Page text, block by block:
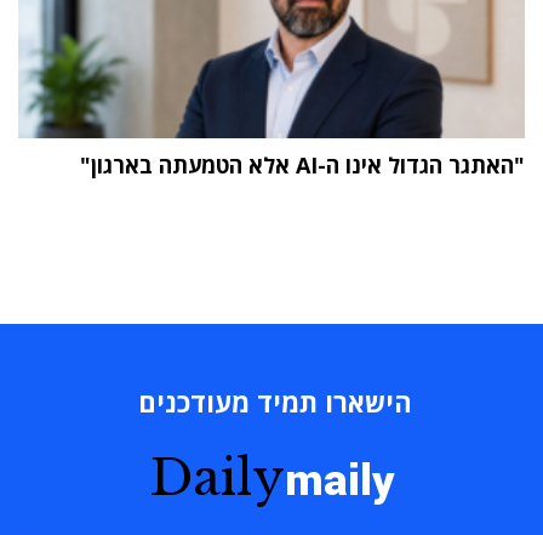
"האתגר הגדול אינו ה-AI אלא הטמעתה בארגון"
הישארו תמיד מעודכנים
Dailymaily